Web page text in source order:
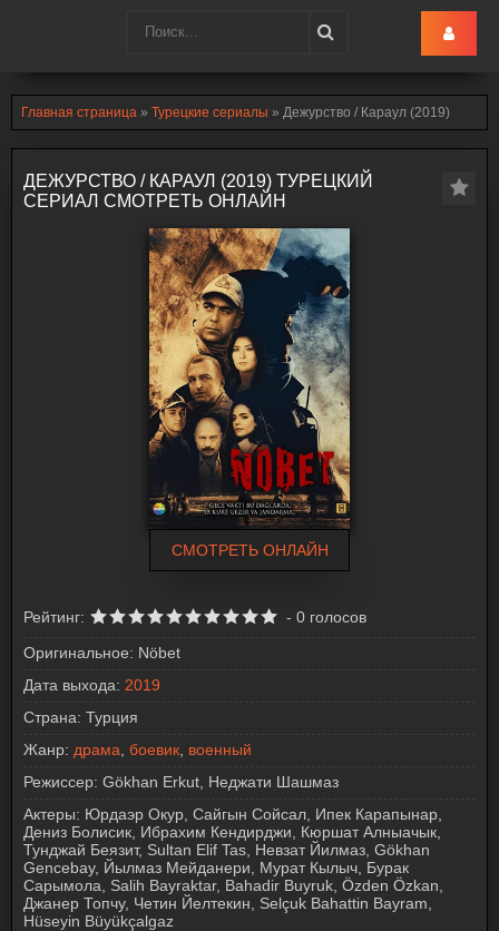
Главная страница » Турецкие сериалы » Дежурство / Караул (2019)
ДЕЖУРСТВО / КАРАУЛ (2019) ТУРЕЦКИЙ
СЕРИАЛ СМОТРЕТЬ ОНЛАЙН
СМОТРЕТЬ ОНЛАЙН
Рейтинг: - 0 голосов
Оригинальное: Nöbet
Дата выхода: 2019
Страна: Турция
Жанр: драма боевик военный
Режиссер: Gökhan Erkut, Неджати Шашмаз
Актеры: Юрдаэр Окур, Сайгын Сойсал, Ипек Карапынар,
Дениз Болисик, Ибрахим Кендирджи, Кюршат Алныачык,
Тунджай Беязит, Sultan Elif Tas, Невзат Йилмаз, Gökhan
Gencebay, Йылмаз Мейданери, Мурат Кылыч, Бурак
Сарымола, Salih Bayraktar, Bahadir Buyruk, Özden Özkan,
Джанер Топчу, Четин Йелтекин, Selçuk Bahattin Bayram,
Hüseyin Büyükçalgaz
Turk-Ru.lol